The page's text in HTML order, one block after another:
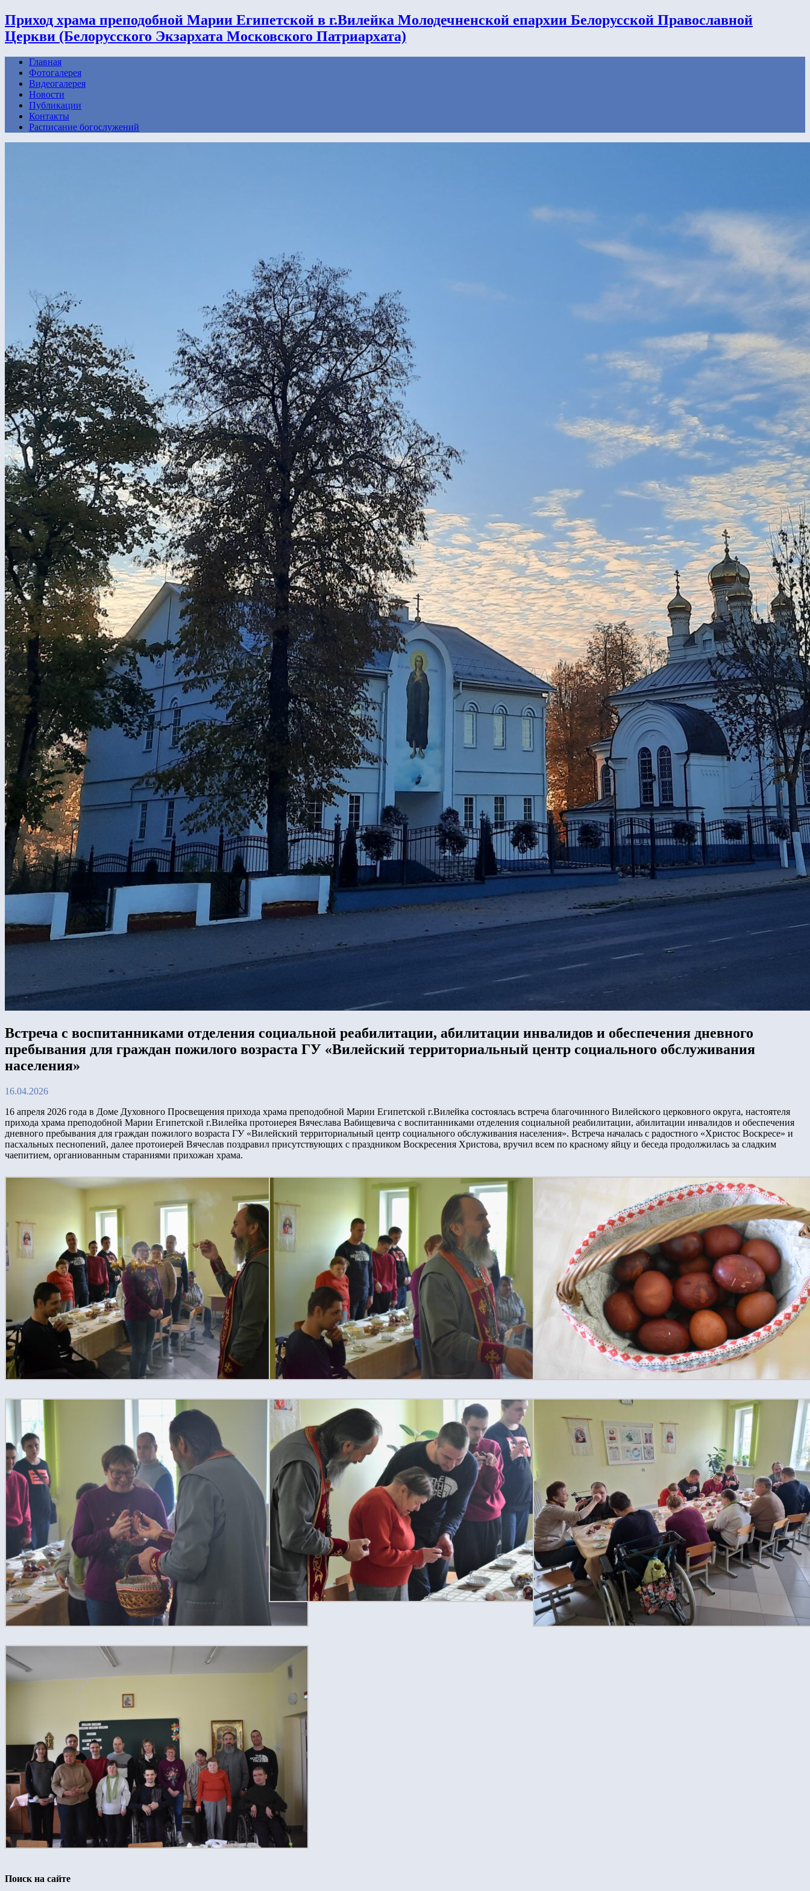
Приход храма преподобной Марии Египетской в г.Вилейка Молодечненской епархии Белорусской Православной
Церкви (Белорусского Экзархата Московского Патриархата)
Главная
Фотогалерея
Видеогалерея
Новости
Публикации
Контакты
Расписание богослужений
Встреча с воспитанниками отделения социальной реабилитации, абилитации инвалидов и обеспечения дневного
пребывания для граждан пожилого возраста ГУ «Вилейский территориальный центр социального обслуживания
населения»
16.04.2026
16 апреля 2026 года в Доме Духовного Просвещения прихода храма преподобной Марии Египетской г.Вилейка состоялась встреча благочинного Вилейского церковного округа, настоятеля
прихода храма преподобной Марии Египетской г.Вилейка протоиерея Вячеслава Вабищевича с воспитанниками отделения социальной реабилитации, абилитации инвалидов и обеспечения
дневного пребывания для граждан пожилого возраста ГУ «Вилейский территориальный центр социального обслуживания населения». Встреча началась с радостного «Христос Воскресе» и
пасхальных песнопений, далее протоиерей Вячеслав поздравил присутствующих с праздником Воскресения Христова, вручил всем по красному яйцу и беседа продолжилась за сладким
чаепитием, органиованным стараниями прихожан храма.
Поиск на сайте